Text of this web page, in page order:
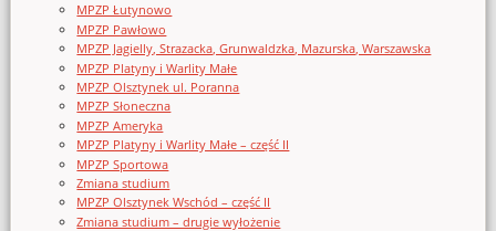
MPZP Łutynowo
MPZP Pawłowo
MPZP Jagielly, Strazacka, Grunwaldzka, Mazurska, Warszawska
MPZP Platyny i Warlity Małe
MPZP Olsztynek ul. Poranna
MPZP Słoneczna
MPZP Ameryka
MPZP Platyny i Warlity Małe – część II
MPZP Sportowa
Zmiana studium
MPZP Olsztynek Wschód – część II
Zmiana studium – drugie wyłożenie